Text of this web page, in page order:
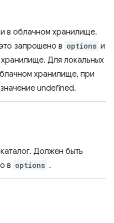
в облачном хранилище.
запрошено в options и
Для локальных
хранилище, при
undefined.
Должен быть
в options .